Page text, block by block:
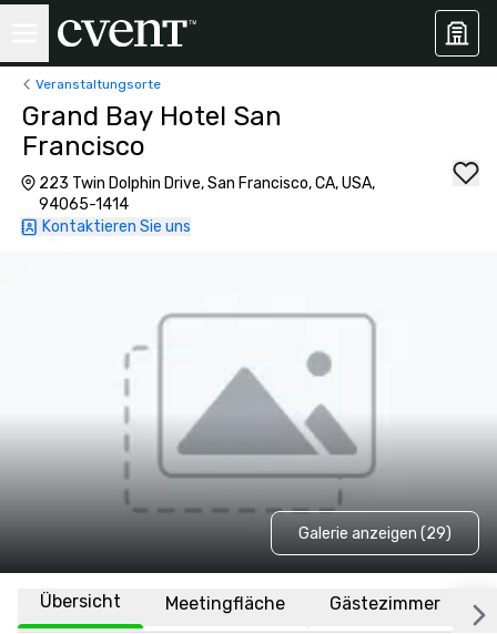
Veranstaltungsorte
Grand Bay Hotel San
Francisco
223 Twin Dolphin Drive, San Francisco, CA, USA,
94065-1414
Kontaktieren Sie uns
Galerie anzeigen (29)
Übersicht Meetingfläche Gästezimmer